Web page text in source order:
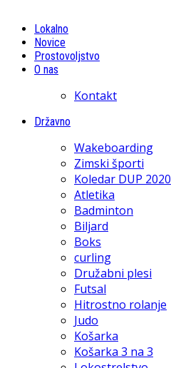
Lokalno
Novice
Prostovoljstvo
O nas
Kontakt
Državno
Wakeboarding
Zimski športi
Koledar DUP 2020
Atletika
Badminton
Biljard
Boks
curling
Družabni plesi
Futsal
Hitrostno rolanje
Judo
Košarka
Košarka 3 na 3